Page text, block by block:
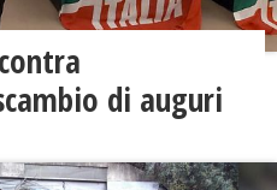
di auguri